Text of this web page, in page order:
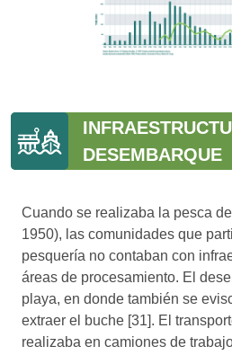
DESEMBARQUE
Cuando se realizaba la pesca
1950), las comunidades que
pesquería no contaban con
áreas de procesamiento. El
playa, en donde también se
extraer el buche [31]. El
realizaba en camiones de